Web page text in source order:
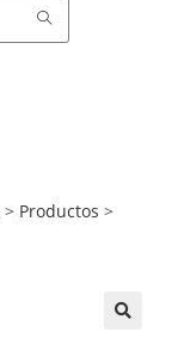
> Productos >